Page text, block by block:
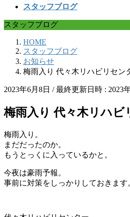
スタッフブログ
スタッフブログ
HOME
スタッフブログ
お知らせ
梅雨入り 代々木リハビリセン
2023年6月8日 / 最終更新日時 : 2023
梅雨入り 代々木リハビ
梅雨入り。
まだだったのか。
もうとっくに入っているかと。
今夜は豪雨予報。
事前に対策をしっかりしておきます